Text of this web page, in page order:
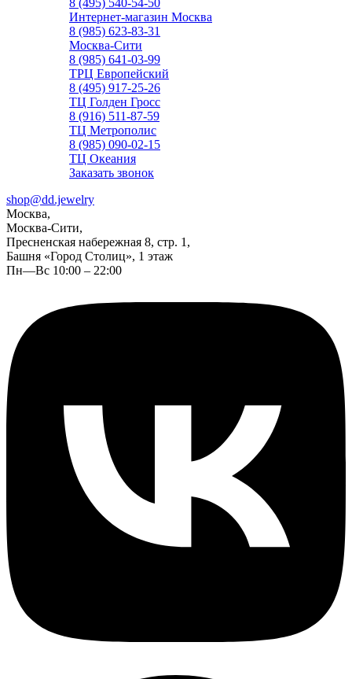
8 (495) 540-54-50
Интернет-магазин Москва
8 (985) 623-83-31
Москва-Сити
8 (985) 641-03-99
ТРЦ Европейский
8 (495) 917-25-26
ТЦ Голден Гросс
8 (916) 511-87-59
ТЦ Метрополис
8 (985) 090-02-15
ТЦ Океания
Заказать звонок
shop@dd.jewelry
Москва,
Москва-Сити,
Пресненская набережная 8, стр. 1,
Башня «Город Столиц», 1 этаж
Пн—Вс 10:00 – 22:00